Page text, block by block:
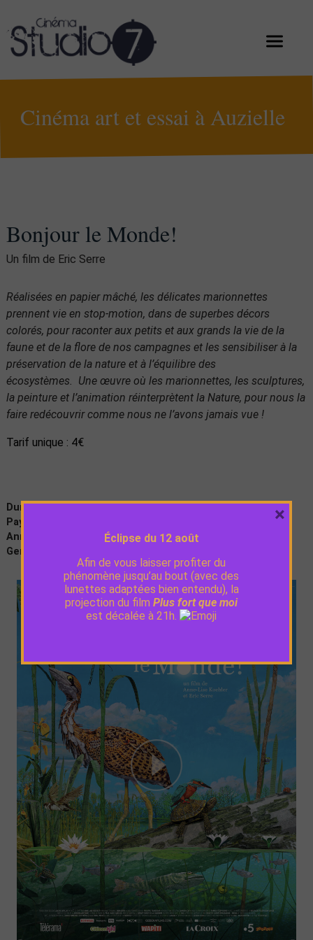
Cinéma art et essai à Auzielle
Bonjour le Monde!
Un film de Eric Serre
Réalisées en papier mâché, les délicates marionnettes
prennent vie en stop-motion, dans de superbes décors
colorés, pour raconter aux petits et aux grands la vie de la
faune et de la flore de nos campagnes et les sensibiliser à la
préservation de la nature et à l’équilibre des
écosystèmes. Une œuvre où les marionnettes, les sculptures,
la peinture et l’animation réinterprètent la Nature, pour nous la
faire redécouvrir comme nous ne l’avons jamais vue !
Tarif unique : 4€
Durée :1h01
Pays :
Année de production :2019
Genre :
Éclipse du 12 août
Afin de vous laisser profiter du
phénomène jusqu’au bout (avec des
lunettes adaptées bien entendu), la
projection du film Plus fort que moi
est décalée à 21h.
×